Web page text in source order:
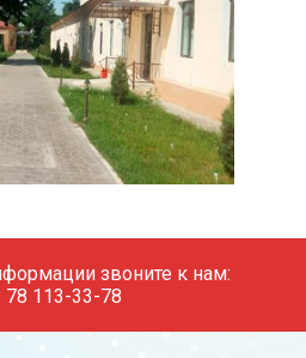
звоните к нам:
78 113-33-78